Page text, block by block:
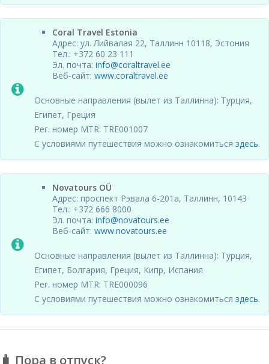
Coral Travel Estonia
Адрес: ул. Лийвалая 22, Таллинн 10118, Эстония
Тел.: +372 60 23 111
Эл. почта: info@coraltravel.ee
Веб-сайт: www.coraltravel.ee
Основные направления (вылет из Таллинна): Турция,
Египет, Греция
Рег. номер MTR: TRE001007
С условиями путешествия можно ознакомиться здесь.
Novatours OÜ
Адрес: проспект Рэвала 6-201a, Таллинн, 10143
Тел.: +372 666 8000
Эл. почта: info@novatours.ee
Веб-сайт: www.novatours.ee
Основные направления (вылет из Таллинна): Турция,
Египет, Болгария, Греция, Кипр, Испания
Рег. номер MTR: TRE000096
С условиями путешествия можно ознакомиться здесь.
🧳 Пора в отпуск?